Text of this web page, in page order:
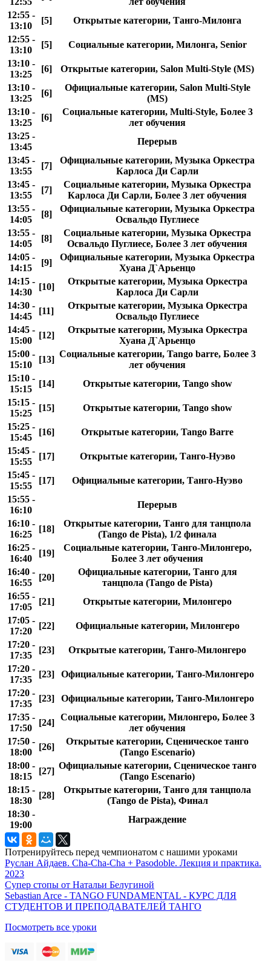
12:55 -
13:10
[5]
Открытые категории, Танго-Милонга
12:55 -
13:10
[5]
Социальные категории, Милонга, Senior
13:10 -
13:25
[6]
Открытые категории, Salon Multi-Style (MS)
13:10 -
13:25
[6]
Официальные категории, Salon Multi-Style
(MS)
13:10 -
13:25
[6]
Социальные категории, Multi-Style, Более 3
лет обучения
13:25 -
13:45
Перерыв
13:45 -
13:55
[7]
Официальные категории, Музыка Оркестра
Карлоса Ди Сарли
13:45 -
13:55
[7]
Социальные категории, Музыка Оркестра
Карлоса Ди Сарли, Более 3 лет обучения
13:55 -
14:05
[8]
Официальные категории, Музыка Оркестра
Освальдо Пуглиесе
13:55 -
14:05
[8]
Социальные категории, Музыка Оркестра
Освальдо Пуглиесе, Более 3 лет обучения
14:05 -
14:15
[9]
Официальные категории, Музыка Оркестра
Хуана Д`Арьенцо
14:15 -
14:30
[10]
Открытые категории, Музыка Оркестра
Карлоса Ди Сарли
14:30 -
14:45
[11]
Открытые категории, Музыка Оркестра
Освальдо Пуглиесе
14:45 -
15:00
[12]
Открытые категории, Музыка Оркестра
Хуана Д`Арьенцо
15:00 -
15:10
[13]
Социальные категории, Tango barre, Более 3
лет обучения
15:10 -
15:15
[14]
Открытые категории, Tango show
15:15 -
15:25
[15]
Открытые категории, Tango show
15:25 -
15:45
[16]
Открытые категории, Tango Barre
15:45 -
15:55
[17]
Открытые категории, Танго-Нуэво
15:45 -
15:55
[17]
Официальные категории, Танго-Нуэво
15:55 -
16:10
Перерыв
16:10 -
16:25
[18]
Открытые категории, Танго для танцпола
(Tango de Pista), 1/2 финала
16:25 -
16:40
[19]
Социальные категории, Танго-Милонгеро,
Более 3 лет обучения
16:40 -
16:55
[20]
Официальные категории, Танго для
танцпола (Tango de Pista)
16:55 -
17:05
[21]
Открытые категории, Милонгеро
17:05 -
17:20
[22]
Официальные категории, Милонгеро
17:20 -
17:35
[23]
Открытые категории, Танго-Милонгеро
17:20 -
17:35
[23]
Официальные категории, Танго-Милонгеро
17:20 -
17:35
[23]
Официальные категории, Танго-Милонгеро
17:35 -
17:50
[24]
Социальные категории, Милонгеро, Более 3
лет обучения
17:50 -
18:00
[26]
Открытые категории, Сценическое танго
(Tango Escenario)
18:00 -
18:15
[27]
Официальные категории, Сценическое танго
(Tango Escenario)
18:15 -
18:30
[28]
Открытые категории, Танго для танцпола
(Tango de Pista), Финал
18:30 -
19:00
Награждение
Потренируйтесь перед чемпионатом с нашими уроками
Руслан Айдаев. Cha-Cha-Cha + Pasodoble. Лекция и практика.
2023
Супер стопы от Натальи Белугиной
Sebastian Arce - TANGO FUNDAMENTAL - КУРС ДЛЯ
СТУДЕНТОВ И ПРЕПОДАВАТЕЛЕЙ ТАНГО
Посмотреть все уроки